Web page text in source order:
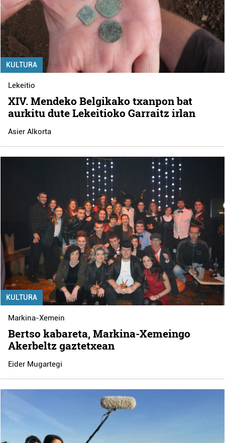
KULTURA
Lekeitio
XIV. Mendeko Belgikako txanpon bat
aurkitu dute Lekeitioko Garraitz irlan
Asier Alkorta
KULTURA
Markina-Xemein
Bertso kabareta, Markina-Xemeingo
Akerbeltz gaztetxean
Eider Mugartegi